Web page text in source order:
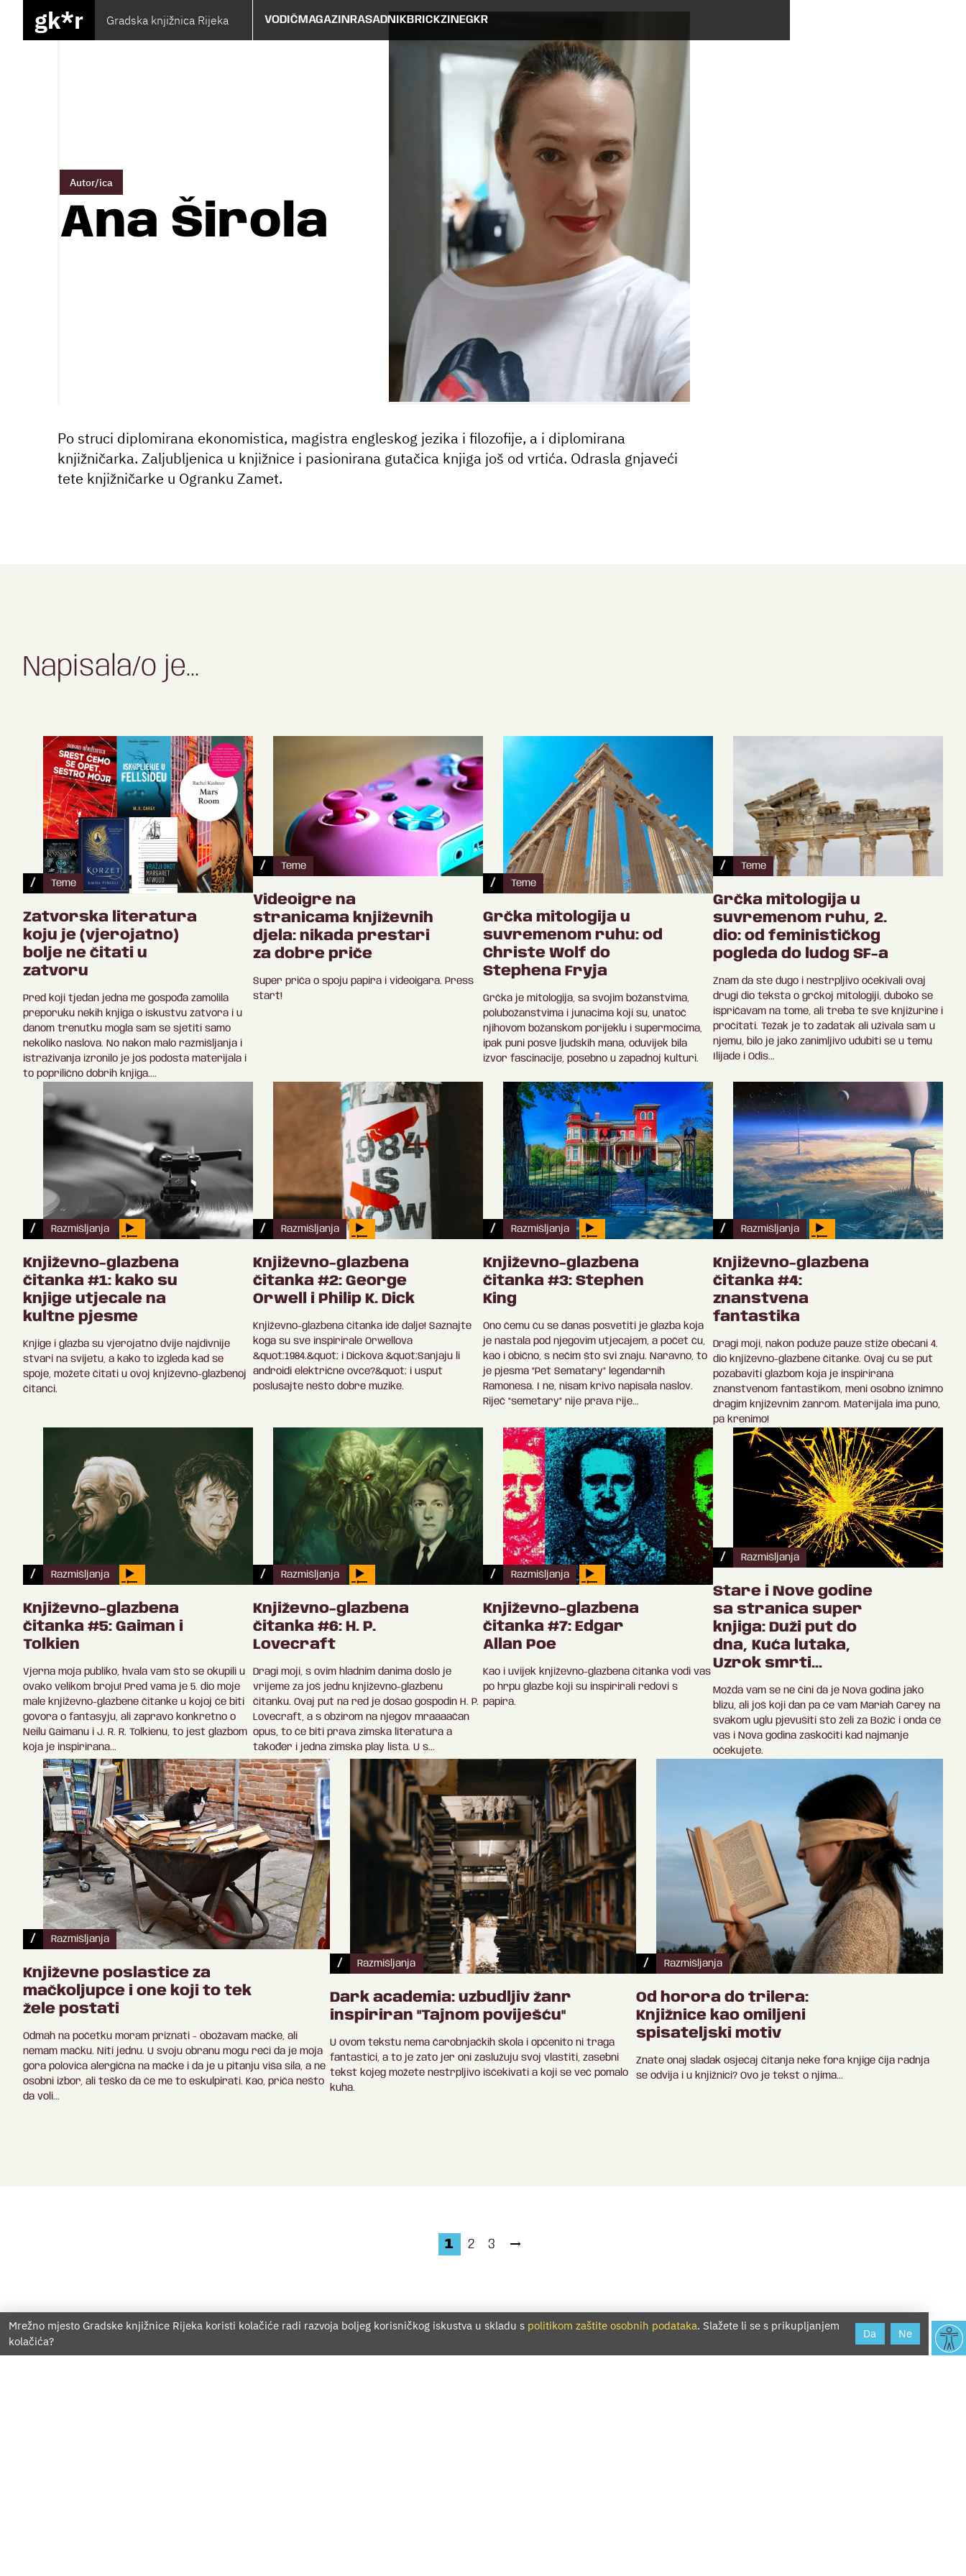
gk*r Gradska knjižnica Rijeka VODIČMAGAZINRASADNIKBRICKZINEGKR
Autor/ica
Ana Širola
Po struci diplomirana ekonomistica, magistra engleskog jezika i filozofije, a i diplomirana
knjižničarka. Zaljubljenica u knjižnice i pasionirana gutačica knjiga još od vrtića. Odrasla gnjaveći
tete knjižničarke u Ogranku Zamet.
Napisala/o je...
/ Teme
Zatvorska literatura
koju je (vjerojatno)
bolje ne čitati u
zatvoru
Pred koji tjedan jedna me gospođa zamolila
preporuku nekih knjiga o iskustvu zatvora i u
danom trenutku mogla sam se sjetiti samo
nekoliko naslova. No nakon malo razmišljanja i
istraživanja izronilo je još podosta materijala i
to poprilično dobrih knjiga....
/ Teme
Videoigre na
stranicama književnih
djela: nikada prestari
za dobre priče
Super priča o spoju papira i videoigara. Press
start!
/ Teme
Grčka mitologija u
suvremenom ruhu: od
Christe Wolf do
Stephena Fryja
Grčka je mitologija, sa svojim božanstvima,
polubožanstvima i junacima koji su, unatoč
njihovom božanskom porijeklu i supermoćima,
ipak puni posve ljudskih mana, oduvijek bila
izvor fascinacije, posebno u zapadnoj kulturi.
/ Teme
Grčka mitologija u
suvremenom ruhu, 2.
dio: od feminističkog
pogleda do ludog SF-a
Znam da ste dugo i nestrpljivo očekivali ovaj
drugi dio teksta o grčkoj mitologiji, duboko se
ispričavam na tome, ali treba te sve knjižurine i
pročitati. Težak je to zadatak ali uživala sam u
njemu, bilo je jako zanimljivo udubiti se u temu
Ilijade i Odis...
/ Razmišljanja
Književno-glazbena
čitanka #1: kako su
knjige utjecale na
kultne pjesme
Knjige i glazba su vjerojatno dvije najdivnije
stvari na svijetu, a kako to izgleda kad se
spoje, možete čitati u ovoj književno-glazbenoj
čitanci.
/ Razmišljanja
Književno-glazbena
čitanka #2: George
Orwell i Philip K. Dick
Književno-glazbena čitanka ide dalje! Saznajte
koga su sve inspirirale Orwellova
&quot;1984.&quot; i Dickova &quot;Sanjaju li
androidi električne ovce?&quot; i usput
poslušajte nešto dobre muzike.
/ Razmišljanja
Književno-glazbena
čitanka #3: Stephen
King
Ono čemu ću se danas posvetiti je glazba koja
je nastala pod njegovim utjecajem, a počet ću,
kao i obično, s nečim što svi znaju. Naravno, to
je pjesma “Pet Sematary” legendarnih
Ramonesa. I ne, nisam krivo napisala naslov.
Riječ “semetary” nije prava rije...
/ Razmišljanja
Književno-glazbena
čitanka #4:
znanstvena
fantastika
Dragi moji, nakon poduže pauze stiže obećani 4.
dio književno-glazbene čitanke. Ovaj ću se put
pozabaviti glazbom koja je inspirirana
znanstvenom fantastikom, meni osobno iznimno
dragim književnim žanrom. Materijala ima puno,
pa krenimo!
/ Razmišljanja
Književno-glazbena
čitanka #5: Gaiman i
Tolkien
Vjerna moja publiko, hvala vam što se okupili u
ovako velikom broju! Pred vama je 5. dio moje
male književno-glazbene čitanke u kojoj će biti
govora o fantasyju, ali zapravo konkretno o
Neilu Gaimanu i J. R. R. Tolkienu, to jest glazbom
koja je inspirirana...
/ Razmišljanja
Književno-glazbena
čitanka #6: H. P.
Lovecraft
Dragi moji, s ovim hladnim danima došlo je
vrijeme za još jednu književno-glazbenu
čitanku. Ovaj put na red je došao gospodin H. P.
Lovecraft, a s obzirom na njegov mraaaačan
opus, to će biti prava zimska literatura a
također i jedna zimska play lista. U s...
/ Razmišljanja
Književno-glazbena
čitanka #7: Edgar
Allan Poe
Kao i uvijek književno-glazbena čitanka vodi vas
po hrpu glazbe koji su inspirirali redovi s
papira.
/ Razmišljanja
Stare i Nove godine
sa stranica super
knjiga: Duži put do
dna, Kuća lutaka,
Uzrok smrti...
Možda vam se ne čini da je Nova godina jako
blizu, ali još koji dan pa će vam Mariah Carey na
svakom uglu pjevušiti što želi za Božić i onda će
vas i Nova godina zaskočiti kad najmanje
očekujete.
/ Razmišljanja
Književne poslastice za
mačkoljupce i one koji to tek
žele postati
Odmah na početku moram priznati - obožavam mačke, ali
nemam mačku. Niti jednu. U svoju obranu mogu reći da je moja
gora polovica alergična na mačke i da je u pitanju viša sila, a ne
osobni izbor, ali teško da će me to eskulpirati. Kao, priča nešto
da voli...
/ Razmišljanja
Dark academia: uzbudljiv žanr
inspiriran "Tajnom poviješću"
U ovom tekstu nema čarobnjačkih škola i općenito ni traga
fantastici, a to je zato jer oni zaslužuju svoj vlastiti, zasebni
tekst kojeg možete nestrpljivo iščekivati a koji se već pomalo
kuha.
/ Razmišljanja
Od horora do trilera:
Knjižnice kao omiljeni
spisateljski motiv
Znate onaj sladak osjećaj čitanja neke fora knjige čija radnja
se odvija i u knjižnici? Ovo je tekst o njima...
1 2 3 →
Mrežno mjesto Gradske knjižnice Rijeka koristi kolačiće radi razvoja boljeg korisničkog iskustva u skladu s politikom zaštite osobnih podataka. Slažete li se s prikupljanjem
kolačića?
Da Ne